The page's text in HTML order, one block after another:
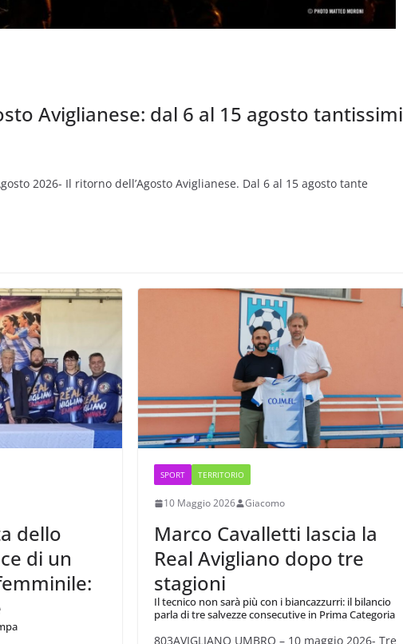
Aviglianese: dal 6 al 15 agosto tantissimi
2026- Il ritorno dell’Agosto Aviglianese. Dal 6 al 15 agosto tante
dello
di un
SPORT TERRITORIO
10 Maggio 2026 Giacomo
Marco Cavalletti lascia la
Real Avigliano dopo tre
stagioni
Il tecnico non sarà più con i biancazzurri: il bilancio
parla di tre salvezze consecutive in Prima Categoria
803AVIGLIANO UMBRO – 10 maggio 2026- Tre